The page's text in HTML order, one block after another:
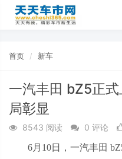
首页 新车
一汽丰田 bZ5正式
局彰显
8543 阅读 0 评论
6月10日，一汽丰田